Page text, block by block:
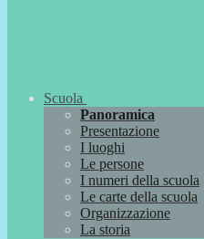
Scuola
Panoramica
Presentazione
I luoghi
Le persone
I numeri della scuola
Le carte della scuola
Organizzazione
La storia